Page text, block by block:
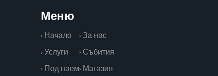
Меню
› Начало
› Услуги
› Под наем
› За нас
› Събития
› Магазин